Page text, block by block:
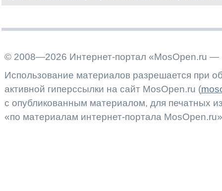
© 2008—2026 Интернет-портал «MosOpen.ru —
Использование материалов разрешается при
активной гиперссылки на сайт MosOpen.ru (
с опубликованным материалом, для печатных
«по материалам интернет-портала